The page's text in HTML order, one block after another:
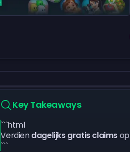
Key Takeaways
```html
Verdiendagelijks gratis claims
```